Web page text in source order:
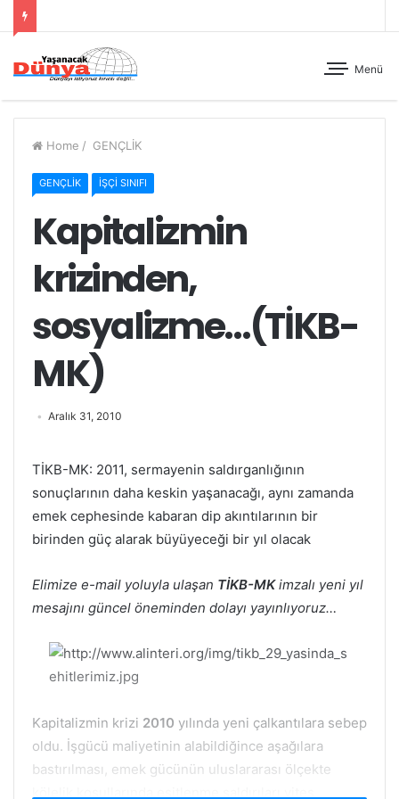
Menü
Home / GENÇLİK
GENÇLİK İŞÇİ SINIFI
Kapitalizmin
krizinden,
sosyalizme…(TİKB-
MK)
Aralık 31, 2010
TİKB-MK: 2011, sermayenin saldırganlığının
sonuçlarının daha keskin yaşanacağı, aynı zamanda
emek cephesinde kabaran dip akıntılarının bir
birinden güç alarak büyüyeceği bir yıl olacak
Elimize e-mail yoluyla ulaşan TİKB-MKimzalı yeni yıl
mesajını güncel öneminden dolayı yayınlıyoruz…
Kapitalizmin krizi 2010 yılında yeni çalkantılara sebep
oldu. İşgücü maliyetinin alabildiğince aşağılara
bastırılması, emek gücünün uluslararası ölçekte